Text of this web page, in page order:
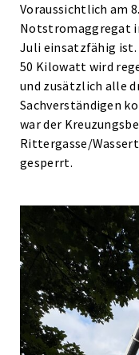
Voraussichtlich am
Notstromaggregat
Juli einsatzfähig ist.
50 Kilowatt wird
und zusätzlich alle
Sachverständigen
war der
Rittergasse/
gesperrt.